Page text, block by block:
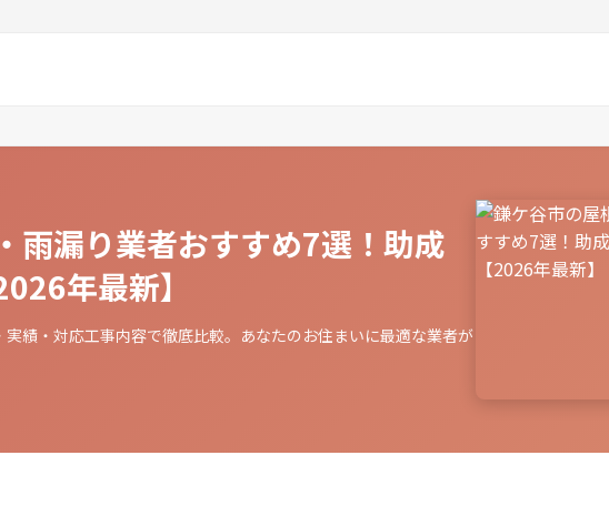
雨漏り業者おすすめ7選！助成
年最新】
績・対応工事内容で徹底比較。あなたのお住まいに最適な業者が